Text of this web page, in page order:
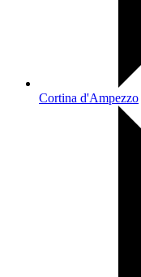
Cortina d'Ampezzo